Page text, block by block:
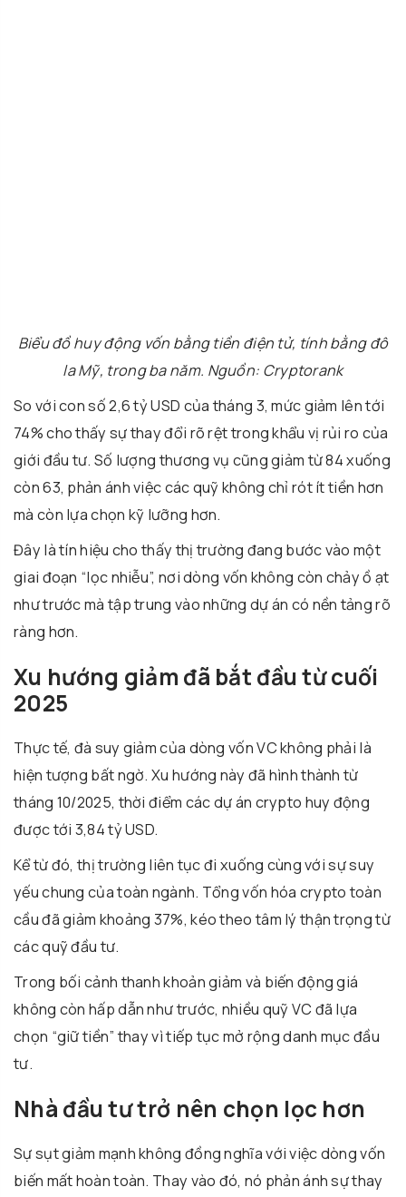
Biểu đồ huy động vốn bằng tiền điện tử, tính bằng đô
la Mỹ, trong ba năm. Nguồn: Cryptorank
So với con số 2,6 tỷ USD của tháng 3, mức giảm lên tới
74% cho thấy sự thay đổi rõ rệt trong khẩu vị rủi ro của
giới đầu tư. Số lượng thương vụ cũng giảm từ 84 xuống
còn 63, phản ánh việc các quỹ không chỉ rót ít tiền hơn
mà còn lựa chọn kỹ lưỡng hơn.
Đây là tín hiệu cho thấy thị trường đang bước vào một
giai đoạn “lọc nhiễu”, nơi dòng vốn không còn chảy ồ ạt
như trước mà tập trung vào những dự án có nền tảng rõ
ràng hơn.
Xu hướng giảm đã bắt đầu từ cuối
2025
Thực tế, đà suy giảm của dòng vốn VC không phải là
hiện tượng bất ngờ. Xu hướng này đã hình thành từ
tháng 10/2025, thời điểm các dự án crypto huy động
được tới 3,84 tỷ USD.
Kể từ đó, thị trường liên tục đi xuống cùng với sự suy
yếu chung của toàn ngành. Tổng vốn hóa crypto toàn
cầu đã giảm khoảng 37%, kéo theo tâm lý thận trọng từ
các quỹ đầu tư.
Trong bối cảnh thanh khoản giảm và biến động giá
không còn hấp dẫn như trước, nhiều quỹ VC đã lựa
chọn “giữ tiền” thay vì tiếp tục mở rộng danh mục đầu
tư.
Nhà đầu tư trở nên chọn lọc hơn
Sự sụt giảm mạnh không đồng nghĩa với việc dòng vốn
biến mất hoàn toàn. Thay vào đó, nó phản ánh sự thay